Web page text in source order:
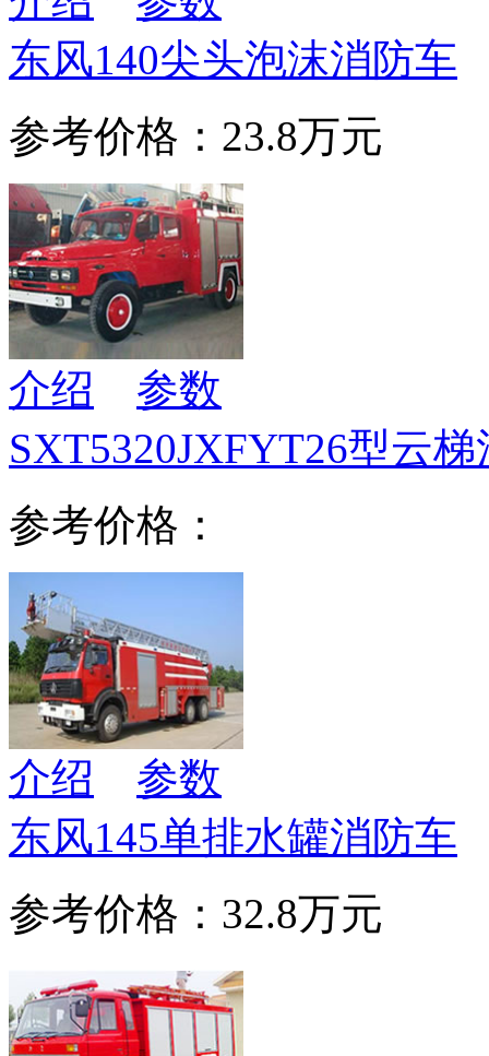
东风140尖头泡沫消防车
参考价格：23.8万元
介绍
参数
SXT5320JXFYT26型云
参考价格：
介绍
参数
东风145单排水罐消防车
参考价格：32.8万元